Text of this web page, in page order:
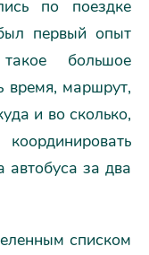
по поездке
первый опыт
большое
время, маршрут,
и во сколько,
автобуса за два
списком